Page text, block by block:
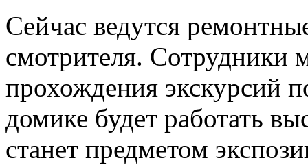
Сейчас ведутся
смотрителя. Сотрудники
прохождения экскурсий
домике будет работать
станет предметом